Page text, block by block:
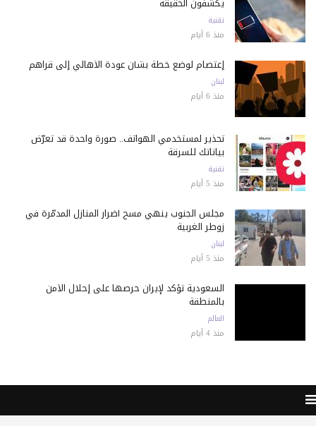
تقنية
منذ 6 أيام
إعتصام لوضع خطة بشأن عودة الأهالي إلى قراهم
لبنان
منذ 6 أيام
تحذير لمستخدمي الهواتف.. صورة واحدة قد تعرّض
بياناتك للسرقة
تقنية
منذ 5 أيام
مجلس الجنوب ينهي مسح أضرار المنازل المدمّرة في
زوطر الغربية
لبنان
منذ 5 أيام
السعودية تؤكد لإيران حرصها على إحلال الأمن
بالمنطقة
العالم
منذ 4 أيام